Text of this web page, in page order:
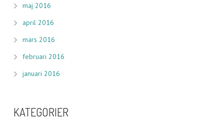
maj 2016
april 2016
mars 2016
februari 2016
januari 2016
KATEGORIER